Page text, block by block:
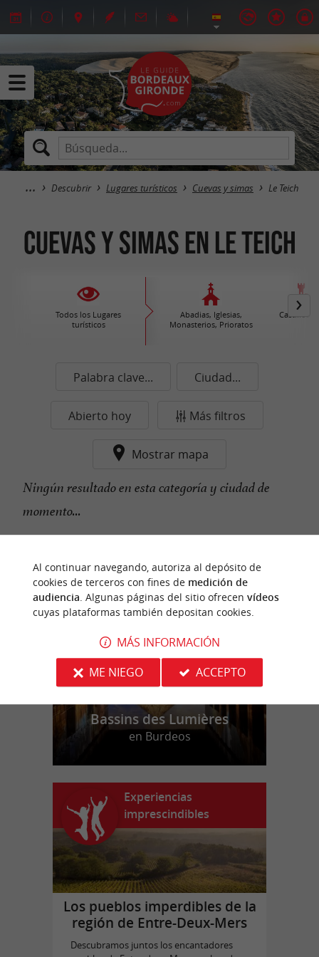
Descubrir Lugares turísticos Cuevas y simas Le Teich
Cuevas y simas en Le Teich
Todos los Lugares
turísticos
Abadias, Iglesias,
Monasterios, Prioratos
Castillos /
Palabra clave... Ciudad...
Abierto hoy Más filtros
Mostrar mapa
Ningún resultado en esta categoría y ciudad de
momento...
n
u
e
s
t
r
o
f
a
v
o
r
i
t
o
Bassins des Lumières
en Burdeos
Experiencias
imprescindibles
Los pueblos imperdibles de la
región de Entre-Deux-Mers
Descubramos juntos los encantadores
Al continuar navegando, autoriza al depósito de
cookies de terceros con fines de medición de
audiencia. Algunas páginas del sitio ofrecen vídeos
cuyas plataformas también depositan cookies.
MÁS INFORMACIÓN
ME NIEGO
ACCEPTO